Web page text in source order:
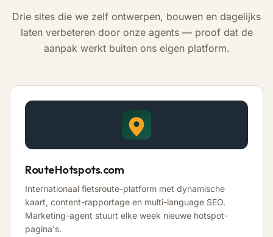
Drie sites die we zelf ontwerpen, bouwen en dagelijks
laten verbeteren door onze agents — proof dat de
aanpak werkt buiten ons eigen platform.
RouteHotspots.com
Internationaal fietsroute-platform met dynamische
kaart, content-rapportage en multi-language SEO.
Marketing-agent stuurt elke week nieuwe hotspot-
pagina's.